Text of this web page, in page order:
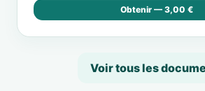
Obtenir — 3,00 €
Voir tous les